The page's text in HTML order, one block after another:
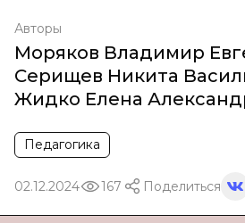
Авторы
Моряков Владимир
Серищев Никита
Жидко Елена
Педагогика
02.12.2024 167 Поделиться